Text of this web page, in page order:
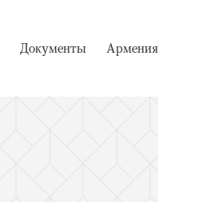
Документы Армения